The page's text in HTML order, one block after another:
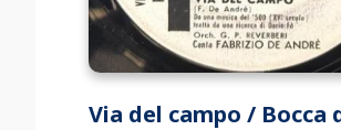
Via del campo / Bocca